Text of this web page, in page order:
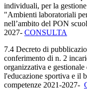
individuali, per la
"Ambienti laboratoriali
nell’ambito del PON
2027- CONSULTA
7.4 Decreto di
conferimento di n. 2
organizzativa e
l'educazione sportiva e il
competenze 2021-2027-